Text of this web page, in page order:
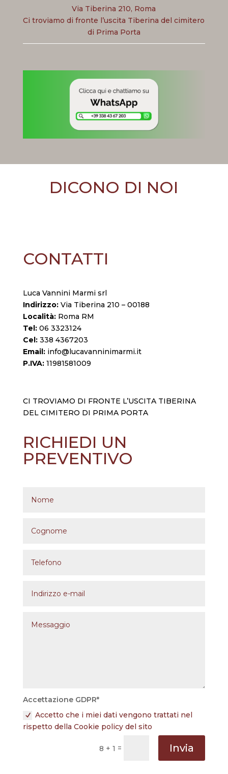
Via Tiberina 210, Roma
Ci troviamo di fronte l’uscita Tiberina del cimitero
di Prima Porta
DICONO DI NOI
CONTATTI
Luca Vannini Marmi srl
Indirizzo:Via Tiberina 210 – 00188
Località:Roma RM
Tel:06 3323124
Cel:338 4367203
Email:info@lucavanninimarmi.it
P.IVA:11981581009
CI TROVIAMO DI FRONTE L’USCITA TIBERINA
DEL CIMITERO DI PRIMA PORTA
RICHIEDI UN
PREVENTIVO
Accettazione GDPR*
Accetto che i miei dati vengono trattati nel
rispetto della Cookie policy del sito
8 + 1 = Invia